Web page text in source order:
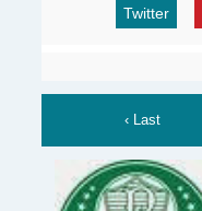
Twitter
‹ Last